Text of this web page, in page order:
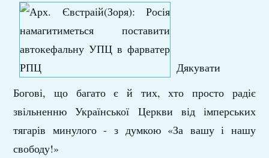
Дякувати
Богові, що багато є й тих, хто просто радіє
звільненню Української Церкви від імперських
тягарів минулого - з думкою «За вашу і нашу
свободу!»